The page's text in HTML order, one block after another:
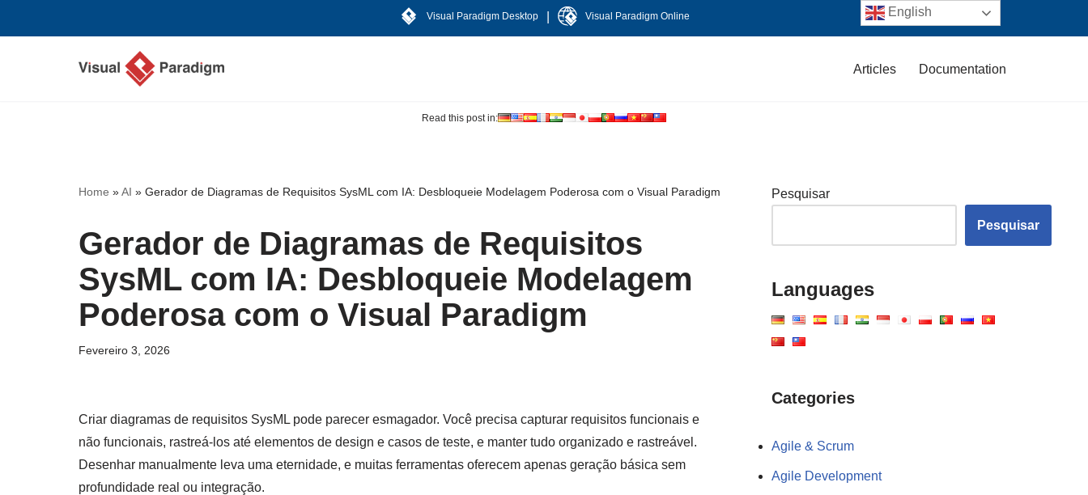
Visual Paradigm Desktop Visual Paradigm Online
Articles Documentation
Read this post in:
Home »AI » Gerador de Diagramas de Requisitos SysML com IA: Desbloqueie Modelagem Poderosa com o Visual Paradigm
Gerador de Diagramas de Requisitos
SysML com IA: Desbloqueie Modelagem
Poderosa com o Visual Paradigm
Fevereiro 3, 2026
Criar diagramas de requisitos SysML pode parecer esmagador. Você precisa capturar requisitos funcionais e
não funcionais, rastreá-los até elementos de design e casos de teste, e manter tudo organizado e rastreável.
Desenhar manualmente leva uma eternidade, e muitas ferramentas oferecem apenas geração básica sem
profundidade real ou integração.
Pesquisar
Pesquisar
Languages
Categories
Agile & Scrum
Agile Development
English